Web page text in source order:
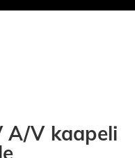
A/V kaapeli